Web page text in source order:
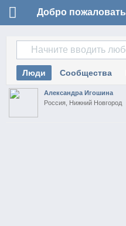
Добро пожаловать
Люди Сообщества
Александра Игошина
Россия, Нижний Новгород